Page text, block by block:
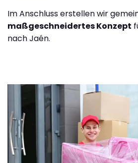
Im Anschluss erstellen wir
maßgeschneidertes Konzept
nach Jaén.